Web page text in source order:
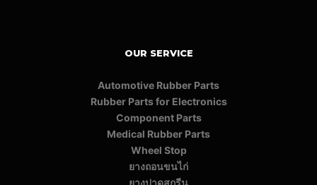
OUR SERVICE
Automotive Rubber Parts
Rubber Parts for Electronics
Component Parts
Medical Rubber Parts
Wheel Stop
ยางถอนขนไก่
ยางปาดสกรีน